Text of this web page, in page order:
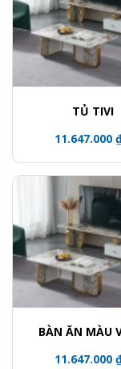
TỦ TIVI
11.647.000
BÀN ĂN MÀU
11.647.000